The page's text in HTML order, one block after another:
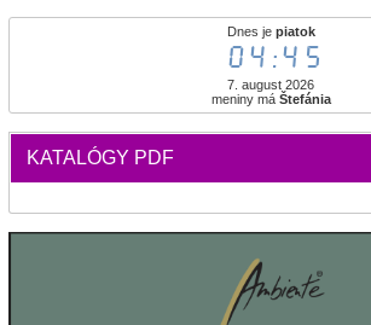
Dnes je piatok
04:45
7. august 2026
meniny má Štefánia
KATALÓGY PDF